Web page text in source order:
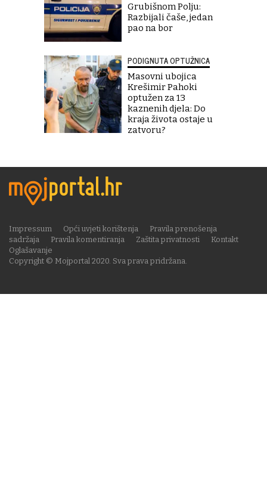
Grubišnom Polju:
Razbijali čaše, jedan
pao na bor
PODIGNUTA OPTUŽNICA
Masovni ubojica
Krešimir Pahoki
optužen za 13
kaznenih djela: Do
kraja života ostaje u
zatvoru?
Copyright © Mojportal 2020. Sva prava pridržana.
Impressum Opći uvjeti korištenja
Pravila prenošenja
sadržaja
Pravila komentiranja Zaštita privatnosti
Kontakt
Oglašavanje